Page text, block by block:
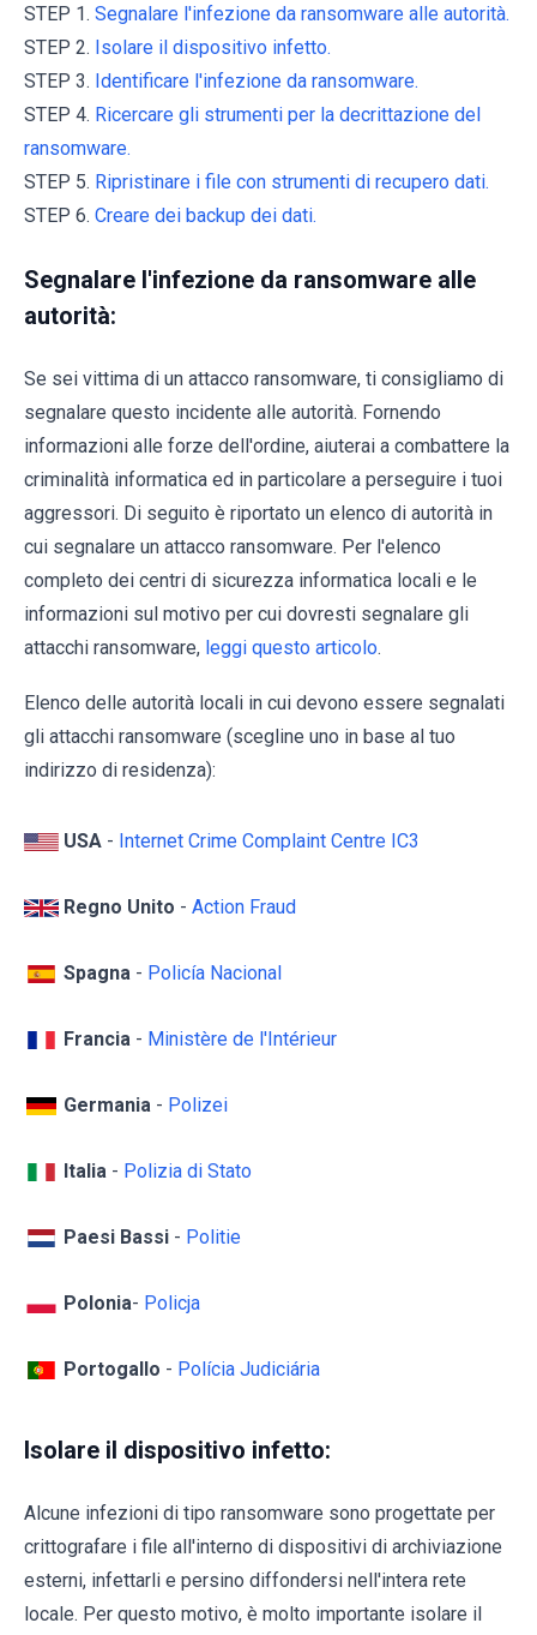
STEP 1. Segnalare l'infezione da ransomware alle autorità.
STEP 2. Isolare il dispositivo infetto.
STEP 3. Identificare l'infezione da ransomware.
STEP 4. Ricercare gli strumenti per la decrittazione del
ransomware.
STEP 5. Ripristinare i file con strumenti di recupero dati.
STEP 6. Creare dei backup dei dati.
Segnalare l'infezione da ransomware alle
autorità:
Se sei vittima di un attacco ransomware, ti consigliamo di
segnalare questo incidente alle autorità. Fornendo
informazioni alle forze dell'ordine, aiuterai a combattere la
criminalità informatica ed in particolare a perseguire i tuoi
aggressori. Di seguito è riportato un elenco di autorità in
cui segnalare un attacco ransomware. Per l'elenco
completo dei centri di sicurezza informatica locali e le
informazioni sul motivo per cui dovresti segnalare gli
attacchi ransomware, leggi questo articolo.
Elenco delle autorità locali in cui devono essere segnalati
gli attacchi ransomware (scegline uno in base al tuo
indirizzo di residenza):
USA - Internet Crime Complaint Centre IC3
Regno Unito - Action Fraud
Spagna - Policía Nacional
Francia - Ministère de l'Intérieur
Germania - Polizei
Italia - Polizia di Stato
Paesi Bassi - Politie
Polonia- Policja
Portogallo - Polícia Judiciária
Isolare il dispositivo infetto:
Alcune infezioni di tipo ransomware sono progettate per
crittografare i file all'interno di dispositivi di archiviazione
esterni, infettarli e persino diffondersi nell'intera rete
locale. Per questo motivo, è molto importante isolare il